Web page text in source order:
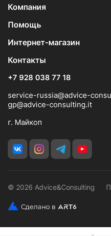
Компания
Помощь
Интернет-магазин
Контакты
+7 928 038 77 18
service-russia@advice-
gp@advice-consulting.it
г. Майкоп
© 2026 Advice&Consulting